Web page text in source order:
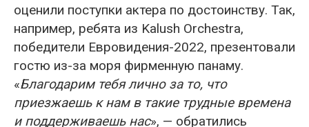
оценили поступки актера по достоинству. Так,
например, ребята из Kalush Orchestra,
победители Евровидения-2022, презентовали
гостю из-за моря фирменную панаму.
«Благодарим тебя лично за то, что
приезжаешь к нам в такие трудные времена
и поддерживаешь нас», — обратились